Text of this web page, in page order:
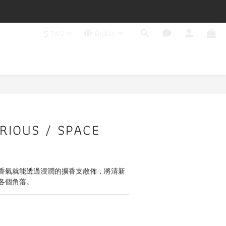
/ SPACE
氣就能透過浸潤的擴香支散佈，將清新
角落。